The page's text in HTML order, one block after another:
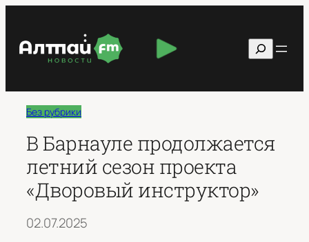
содержимому
Поиск
Без рубрики
В Барнауле продолжается
летний сезон проекта
«Дворовый инструктор»
02.07.2025